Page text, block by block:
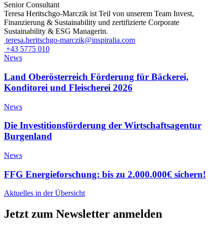
Senior Consultant
Teresa Heritschgo-Marczik ist Teil von unserem Team Invest,
Finanzierung & Sustainability und zertifizierte Corporate
Sustainability & ESG Managerin.
teresa.heritschgo-marczik@inspiralia.com
+43 5775 010
News
Land Oberösterreich Förderung für Bäckerei,
Konditorei und Fleischerei 2026
News
Die Investitionsförderung der Wirtschaftsagentur
Burgenland
News
FFG Energieforschung: bis zu 2.000.000€ sichern!
Aktuelles in der Übersicht
Jetzt zum Newsletter anmelden